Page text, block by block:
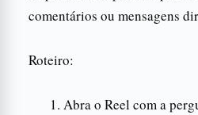
comentários ou mensagens
Roteiro:
Abra o Reel com a